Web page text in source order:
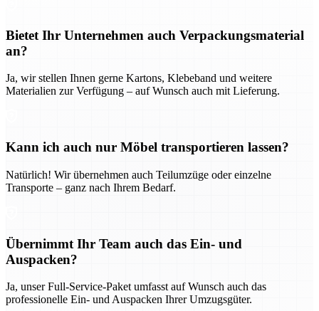
Bietet Ihr Unternehmen auch Verpackungsmaterial
an?
Ja, wir stellen Ihnen gerne Kartons, Klebeband und weitere
Materialien zur Verfügung – auf Wunsch auch mit Lieferung.
Kann ich auch nur Möbel transportieren lassen?
Natürlich! Wir übernehmen auch Teilumzüge oder einzelne
Transporte – ganz nach Ihrem Bedarf.
Übernimmt Ihr Team auch das Ein- und
Auspacken?
Ja, unser Full-Service-Paket umfasst auf Wunsch auch das
professionelle Ein- und Auspacken Ihrer Umzugsgüter.